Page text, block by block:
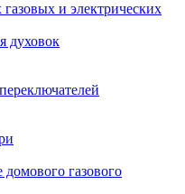
и электрических
духовок
газового